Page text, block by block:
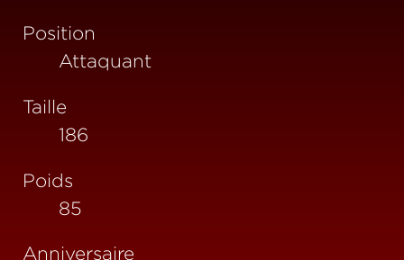
Position
Attaquant
Taille
186
Poids
85
Anniversaire